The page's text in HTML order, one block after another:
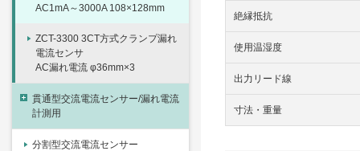
AC1mA～3000A 108×128mm
ZCT-3300 3CT方式クランプ漏れ
電流センサ
AC漏れ電流 φ36mm×3
貫通型交流電流センサー/漏れ電流
計測用
分割型交流電流センサー
絶縁抵抗
使用温湿度
出力リード線
寸法・重量